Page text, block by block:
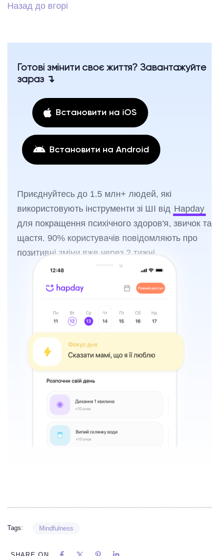
Назад до вгорі
Готові змінити своє життя? Завантажуйте
зараз ↴
Встановити на iOS
Встановити на Android
Приєднуйтесь до 1.5 млн+ людей, які
використовують інструменти зі ШІ від Hapday
для покращення психічного здоров'я, звичок та
щастя. 90% користувачів повідомляють про
позитивні зміни вже через 2 тижні.
Tags: Mindfulness